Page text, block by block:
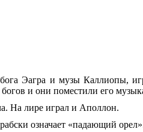
Эагра и музы Каллиопы,
и они поместили его
На лире играл и Аполлон.
означает «падающий